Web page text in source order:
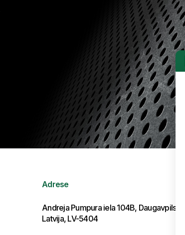
Adrese
Andreja Pumpura iela 104B, Daugavpils,
Latvija, LV-5404